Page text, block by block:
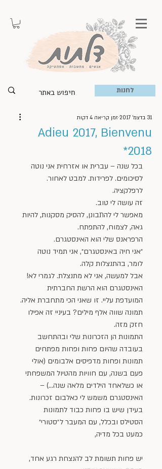
לחנות
Adieu 2017, Bienvenu
2018*
31 בדצמ׳ 2017 זמן קריאה 4 דקות
בכל שנה – עברית או אזרחית אני נוטה
לסיכומים. לפרידות. למבט לאחור.
לרפלקציה.
זה עושה לי טוב.
מאפשר לי להתבונן, להסיק מסקנות, להיות
גאה, לצמוח, להתפתח.
הרפראנס שלי הוא האינסטגרם.
״אני חיה באינסטגרם״, אני תמיד נוטה
לומר, בהתנצלות קלה.
אבל למעשה, אני לא מתנצלת. לגמרי לא!
האינסטגרם הוא הרשת החברתית
המועדפת עליי. זו שאני הכי מתחברת אליה.
תמונה שווה אלף מילים? בעיניי זה אפילו
חזק מזה.
התמונות הן הזכרונות שלי ובהתחשב
בעובדה שהיום פחות ופחות מפתחים
תמונות ופחות מדפיסים אלבומים (אולי
פעם בשנה, עם חוויות מהטיול המשפחתי
או כשלאחד הילדים מלאה שנה…) –
האינסטגרם משמש לי כאלבום זכרונות.
בעידן שיש בו פחות כבוד לתמונות
הסטילס ובכלל, עם המעבר ל״סטורי״
כמעט בכל מדיה,
יש פחות תשומת לב להנצחת רגע אחד,